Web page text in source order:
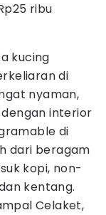
ribu
kucing
di
nyaman,
interior
di
dari beragam
kopi, non-
kentang.
Celaket,